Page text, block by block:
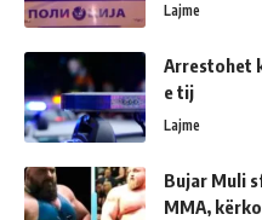
Lajme
Arrestohet
e tij
Lajme
Bujar Muli
MMA,